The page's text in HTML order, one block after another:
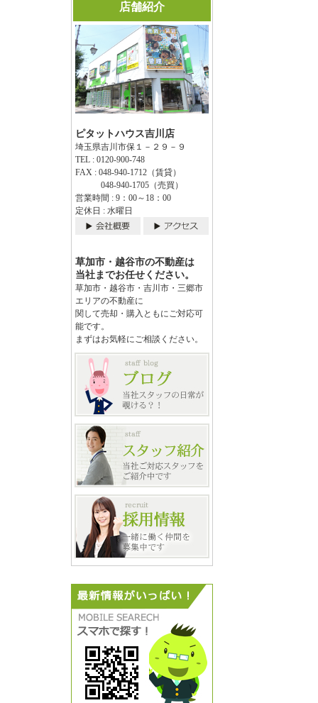
店舗紹介
ピタットハウス吉川店
埼玉県吉川市保１－２９－９
TEL : 0120-900-748
FAX : 048-940-1712（賃貸）
048-940-1705（売買）
営業時間 : 9：00～18：00
定休日 : 水曜日
草加市・越谷市の不動産は
当社までお任せください。
草加市・越谷市・吉川市・三郷市
エリアの不動産に
関して売却・購入ともにご対応可
能です。
まずはお気軽にご相談ください。